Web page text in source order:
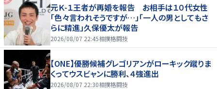
元Ｋ-１王者が再婚を報告 お相手は１０代女性
「色々言われそうですが…」「一人の男としてもさ
らに精進」久保優太が報告
2026/08/07 22:45相撲格闘技
【ONE】優勝候補グレゴリアンがローキック蹴りま
くってウスビャンに勝利、４強進出
2026/08/07 22:30相撲格闘技